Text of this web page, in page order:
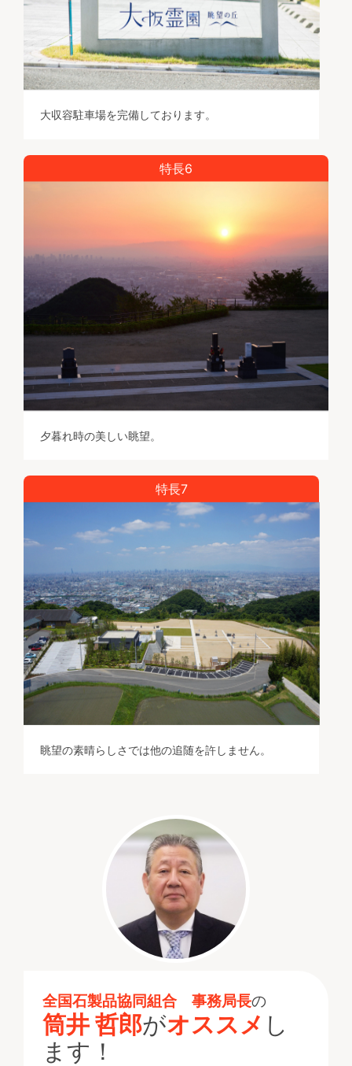
大収容駐車場を完備しております。
特長6
夕暮れ時の美しい眺望。
特長7
眺望の素晴らしさでは他の追随を許しません。
全国石製品協同組合 事務局長の
筒井 哲郎がオススメ し
ます！